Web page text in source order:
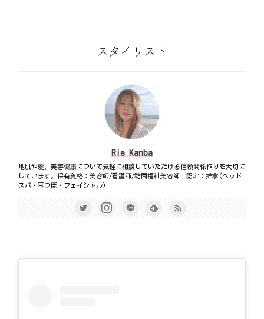
スタイリスト
Rie Kanba
地肌や髪、美容健康について気軽に相談していただける信頼関係作りを大切に
しています。保有資格：美容師/看護師/訪問福祉美容師｜認定：推拿(ヘッド
スパ・耳つぼ・フェイシャル)